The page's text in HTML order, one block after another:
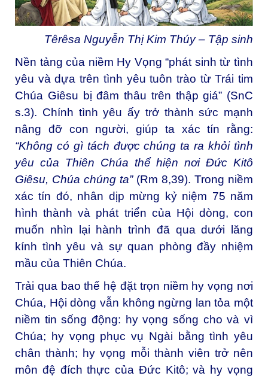
Têrêsa Nguyễn Thị Kim Thúy – Tập sinh
Nền tảng của niềm Hy Vọng “phát sinh từ tình
yêu và dựa trên tình yêu tuôn trào từ Trái tim
Chúa Giêsu bị đâm thâu trên thập giá” (SnC
s.3). Chính tình yêu ấy trở thành sức mạnh
nâng đỡ con người, giúp ta xác tín rằng:
“Không có gì tách được chúng ta ra khỏi tình
yêu của Thiên Chúa thể hiện nơi Đức Kitô
Giêsu, Chúa chúng ta”(Rm 8,39). Trong niềm
xác tín đó, nhân dịp mừng kỷ niệm 75 năm
hình thành và phát triển của Hội dòng, con
muốn nhìn lại hành trình đã qua dưới lăng
kính tình yêu và sự quan phòng đầy nhiệm
mầu của Thiên Chúa.
Trải qua bao thế hệ đặt trọn niềm hy vọng nơi
Chúa, Hội dòng vẫn không ngừng lan tỏa một
niềm tin sống động: hy vọng sống cho và vì
Chúa; hy vọng phục vụ Ngài bằng tình yêu
chân thành; hy vọng mỗi thành viên trở nên
môn đệ đích thực của Đức Kitô; và hy vọng